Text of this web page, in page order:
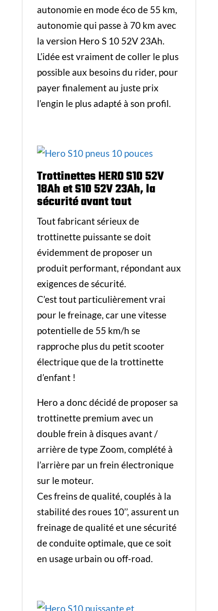
autonomie en mode éco de 55 km,
autonomie qui passe à 70 km avec
la version Hero S 10 52V 23Ah.
L’idée est vraiment de coller le plus
possible aux besoins du rider, pour
payer finalement au juste prix
l’engin le plus adapté à son profil.
Trottinettes HERO S10 52V
18Ah et S10 52V 23Ah, la
sécurité avant tout
Tout fabricant sérieux de
trottinette puissante se doit
évidemment de proposer un
produit performant, répondant aux
exigences de sécurité.
C’est tout particulièrement vrai
pour le freinage, car une vitesse
potentielle de 55 km/h se
rapproche plus du petit scooter
électrique que de la trottinette
d’enfant !
Hero a donc décidé de proposer sa
trottinette premium avec un
double frein à disques avant /
arrière de type Zoom, complété à
l’arrière par un frein électronique
sur le moteur.
Ces freins de qualité, couplés à la
stabilité des roues 10’’, assurent un
freinage de qualité et une sécurité
de conduite optimale, que ce soit
en usage urbain ou off-road.